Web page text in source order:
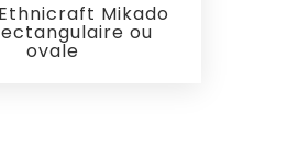
Mikado
ou
ovale